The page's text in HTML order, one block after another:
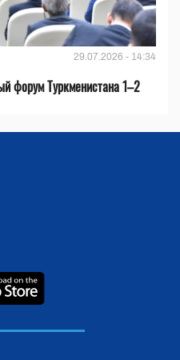
29.07.2026 - 14:34
форум Туркменистана 1–2